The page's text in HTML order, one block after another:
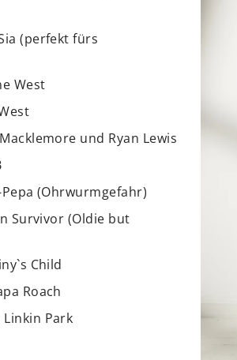
(perfekt fürs
West
und Ryan Lewis
(Ohrwurmgefahr)
Survivor (Oldie but
Child
Roach
Park